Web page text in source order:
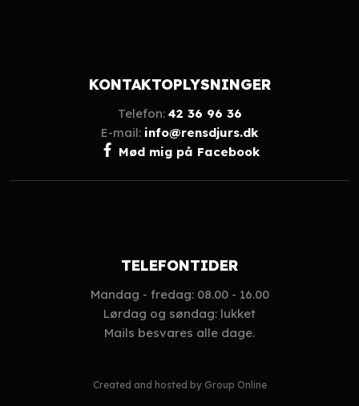
KONTAKTOPLYSNINGER
Telefon: 42 36 96 36
E-mail: info@rensdjurs.dk
Mød mig på Facebook
TELEFONTIDER
Mandag - fredag: 08.00 - 16.00
Lørdag og søndag: lukket
Mails besvares alle dage.
Created and hosted by Group Online